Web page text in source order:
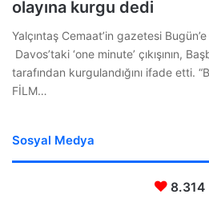
olayına kurgu dedi
Yalçıntaş Cemaat’in gazetesi
Davos’taki ‘one minute’ çıkışının,
tarafından kurgulandığını ifade etti.
FİLM…
Sosyal Medya
8.314